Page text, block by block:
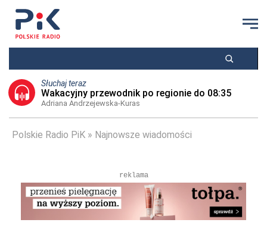
Słuchaj teraz
Wakacyjny przewodnik po regionie do 08:35
Adriana Andrzejewska-Kuras
Polskie Radio PiK Najnowsze wiadomości
reklama